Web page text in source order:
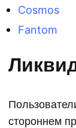
Cosmos
Fantom
стороннем